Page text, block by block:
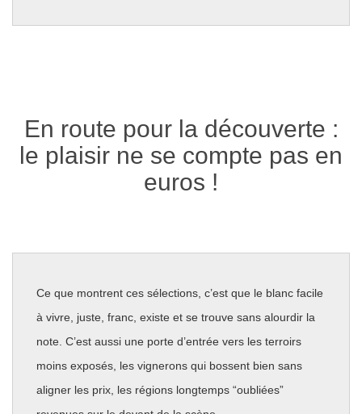
En route pour la découverte :
le plaisir ne se compte pas en
euros !
Ce que montrent ces sélections, c’est que le blanc facile
à vivre, juste, franc, existe et se trouve sans alourdir la
note. C’est aussi une porte d’entrée vers les terroirs
moins exposés, les vignerons qui bossent bien sans
aligner les prix, les régions longtemps “oubliées”